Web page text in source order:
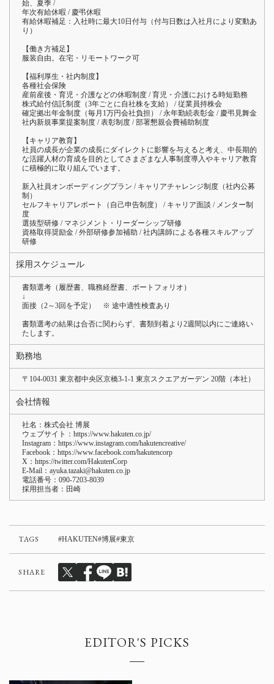
始、夏季 /
年次有給休暇 / 慶弔休暇
有給休暇補足：入社時に最大10日付与（付与日数は入社月により変動あ
り）
【働き方補足】
服装自由。在宅・リモートワーク可
【福利厚生・社内制度】
各種社会保険
産前産後・育児・介護などの休暇制度 / 育児・介護における時短勤務
株式給付信託制度（3年ごとに自社株を支給） / 従業員持株会
確定拠出年金制度（毎月1万円会社負担） / 永年勤続表彰金 / 慶弔見舞金
社内新規事業提案制度 / 表彰制度 / 部署懇親会費補助制度
【キャリア教育】
社員の成長が企業の成長にダイレクトに影響を与えると考え、中長期的
な活躍人材の育成を目的としてさまざまな人事制度導入やキャリア教育
に積極的に取り組んでいます。
新入社員オンボーディングプラン / キャリアチャレンジ制度（社内公募
制）
セルフキャリアレポート（自己申告制度） / キャリア面談 / メンター制
度
選抜型研修 / マネジメント・リーダーシップ研修
資格取得奨励金 / 外部研修参加補助 / 社内講師による各種スキルアップ
研修
採用スケジュール
書類選考（履歴書、職務経歴書、ポートフォリオ）
↓
面接（2～3回を予定） ※ 途中適性検査あり
書類選考の結果は合否に関わらず、書類到着より2週間以内にご連絡い
たします。
勤務地
〒104-0031 東京都中央区京橋3-1-1 東京スクエアガーデン 20階（本社）
会社情報
社名：株式会社 博展
ウェブサイト：https://www.hakuten.co.jp/
Instagram： https://www.instagram.com/hakutencreative/
Facebook： https://www.facebook.com/hakutencorp
X： https://twitter.com/HakutenCorp
E-Mail：ayuka.tazaki@hakuten.co.jp
電話番号：090-7203-8039
採用担当者：田崎
TAGS HAKUTEN 博展 東京
SHARE
EDITOR'S PICKS